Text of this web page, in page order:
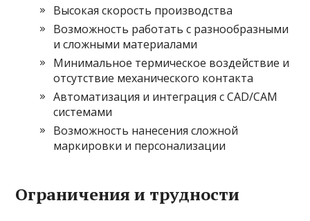
Высокая скорость производства
Возможность работать с разнообразными
и сложными материалами
Минимальное термическое воздействие и
отсутствие механического контакта
Автоматизация и интеграция с CAD/CAM
системами
Возможность нанесения сложной
маркировки и персонализации
Ограничения и трудности